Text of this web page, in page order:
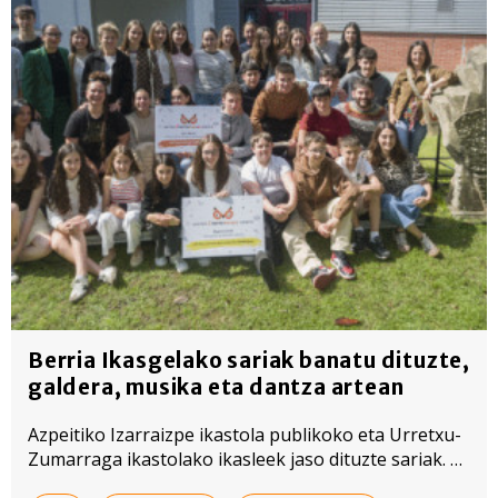
Berria Ikasgelako sariak banatu dituzte,
galdera, musika eta dantza artean
Azpeitiko Izarraizpe ikastola publikoko eta Urretxu-
Zumarraga ikastolako ikasleek jaso dituzte sariak. La